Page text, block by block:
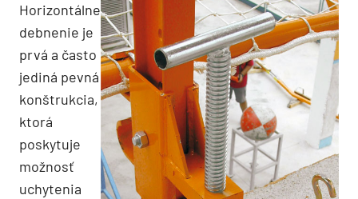
Horizontálne
debnenie je
prvá a často
jediná pevná
konštrukcia,
ktorá
poskytuje
možnosť
uchytenia